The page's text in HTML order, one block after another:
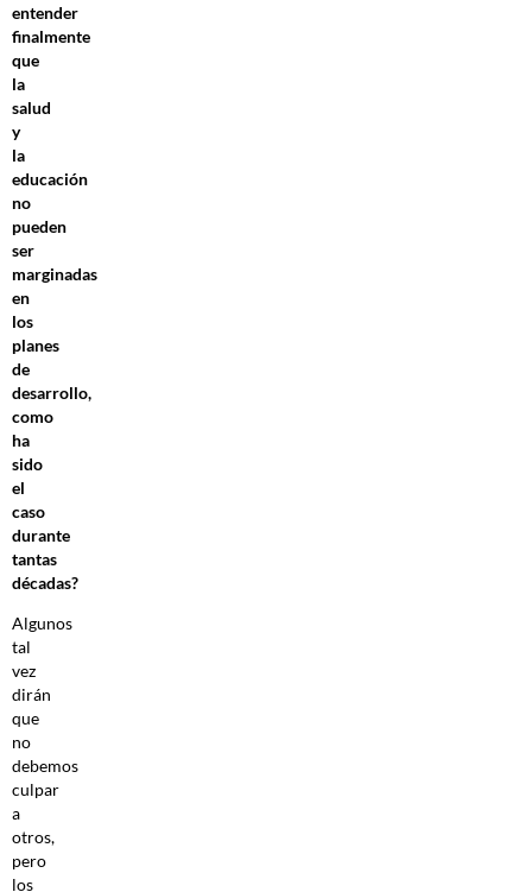
entender
finalmente
que
la
salud
y
la
educación
no
pueden
ser
marginadas
en
los
planes
de
desarrollo,
como
ha
sido
el
caso
durante
tantas
décadas?
Algunos
tal
vez
dirán
que
no
debemos
culpar
a
otros,
pero
los